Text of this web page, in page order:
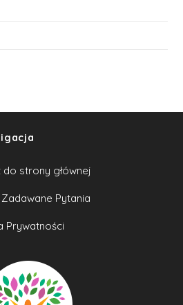
strony głównej
Pytania
Prywatności